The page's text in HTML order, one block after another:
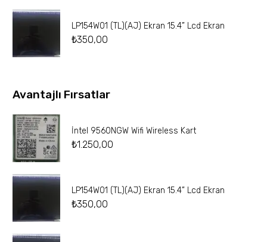
LP154W01 (TL)(AJ) Ekran 15.4” Lcd Ekran
₺350,00
Avantajlı Fırsatlar
İntel 9560NGW Wifi Wireless Kart
₺1.250,00
LP154W01 (TL)(AJ) Ekran 15.4” Lcd Ekran
₺350,00